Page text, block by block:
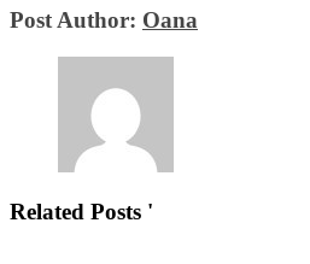
Post Author: Oana
Related Posts '